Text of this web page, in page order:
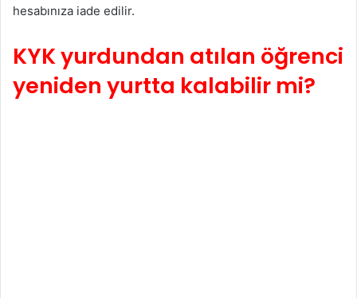
hesabınıza iade edilir.
KYK yurdundan atılan öğrenci
yeniden yurtta kalabilir mi?